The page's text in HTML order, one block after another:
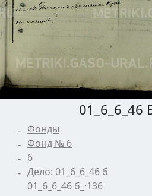
01_6_6_46
Фонды
Фонд № 6
6
Дело: 01_6_6_46 б
01_6_6_46 б_·136